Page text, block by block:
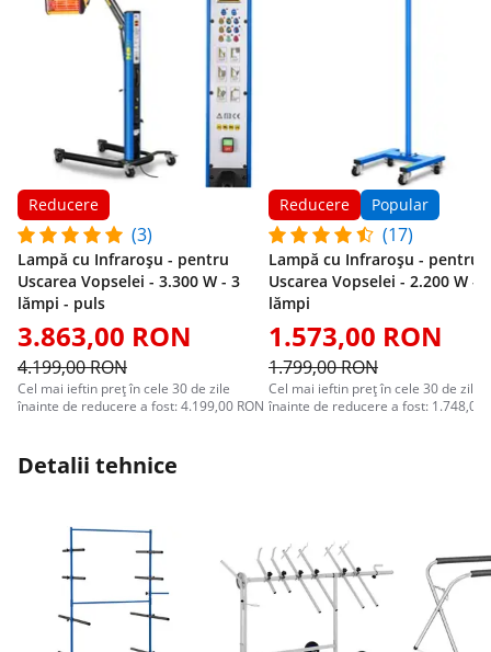
Reducere
(3)
Lampă cu Infraroșu - pentru
Uscarea Vopselei - 3.300 W - 3
lămpi - puls
3.863,00 RON
4.199,00 RON
Cel mai ieftin preț în cele 30 de zile
înainte de reducere a fost: 4.199,00 RON
Reducere Popular
(17)
Lampă cu Infraroșu - pentru
Uscarea Vopselei - 2.200 W - 2
lămpi
1.573,00 RON
1.799,00 RON
Cel mai ieftin preț în cele 30 de zile
înainte de reducere a fost: 1.748,00
Detalii tehnice